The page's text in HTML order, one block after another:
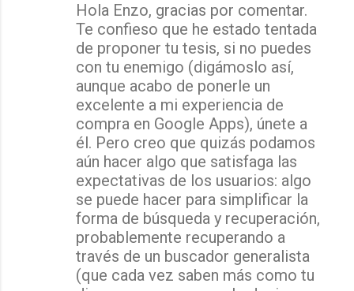
Hola Enzo, gracias por comentar.
Te confieso que he estado tentada
de proponer tu tesis, si no puedes
con tu enemigo (digámoslo así,
aunque acabo de ponerle un
excelente a mi experiencia de
compra en Google Apps), únete a
él. Pero creo que quizás podamos
aún hacer algo que satisfaga las
expectativas de los usuarios: algo
se puede hacer para simplificar la
forma de búsqueda y recuperación,
probablemente recuperando a
través de un buscador generalista
(que cada vez saben más como tu